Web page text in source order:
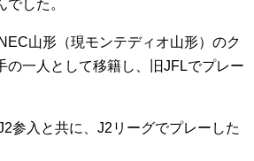
した。
山形（現モンテディオ山形）のク
の一人として移籍し、旧JFLでプレー
参入と共に、J2リーグでプレーした